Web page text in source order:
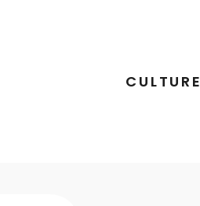
CULTURE